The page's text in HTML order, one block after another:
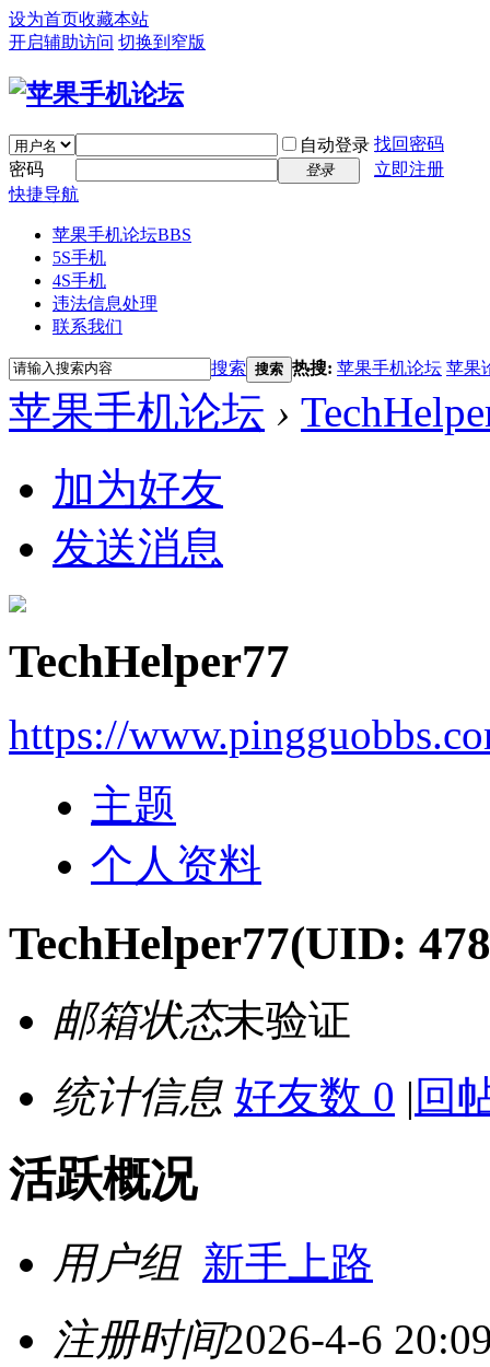
设为首页收藏本站
开启辅助访问 切换到窄版
自动登录 找回密码
密码
登录
立即注册
快捷导航
苹果手机论坛BBS
5S手机
4S手机
违法信息处理
联系我们
搜索 搜索 热搜: 苹果手机论坛 苹果
苹果手机论坛 ›
加为好友
发送消息
TechHelper77
https://
主题
个人资料
TechHelper77(UID:
邮箱状态未验证
统计信息 好友数 0 | 回
活跃概况
用户组 新手上路
注册时间2026-4-6